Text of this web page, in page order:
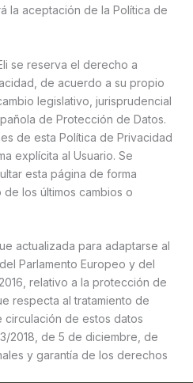
la aceptación de la Política de
se reserva el derecho a
de acuerdo a su propio
legislativo, jurisprudencial
de Protección de Datos.
de esta Política de Privacidad
explícita al Usuario. Se
esta página de forma
los últimos cambios o
actualizada para adaptarse al
Parlamento Europeo y del
relativo a la protección de
respecta al tratamiento de
circulación de estos datos
2018, de 5 de diciembre, de
y garantía de los derechos